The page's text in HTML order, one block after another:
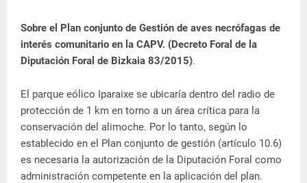
Sobre el Plan conjunto de Gestión de aves necrófagas de
interés comunitario en la CAPV. (Decreto Foral de la
Diputación Foral de Bizkaia 83/2015).
El parque eólico Iparaixe se ubicaría dentro del radio de
protección de 1 km en torno a un área crítica para la
conservación del alimoche. Por lo tanto, según lo
establecido en el Plan conjunto de gestión (artículo 10.6)
es necesaria la autorización de la Diputación Foral como
administración competente en la aplicación del plan.